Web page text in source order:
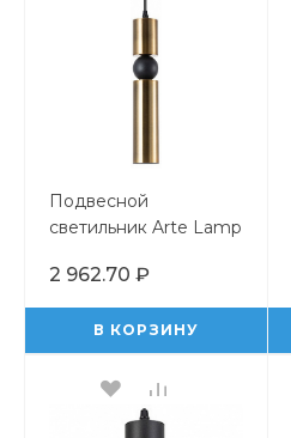
Подвесной
светильник Arte Lamp
2 962.70 ₽
В КОРЗИНУ